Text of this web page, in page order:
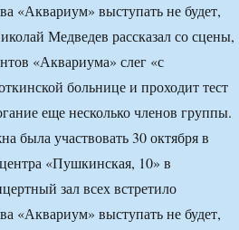
«Аквариум» выступать не будет,
Медведев рассказал со сцены,
«Аквариума» слег «с
больнице и проходит тест
еще несколько членов группы.
была участвовать 30 октября в
«Пушкинская, 10» в
зал всех встретило
«Аквариум» выступать не будет,